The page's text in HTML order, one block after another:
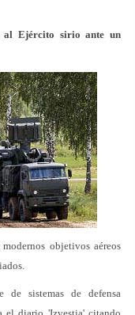
al Ejército sirio ante un
objetivos aéreos
sistemas de defensa